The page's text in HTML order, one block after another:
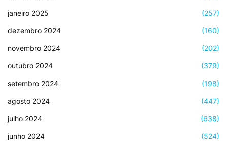
janeiro 2025 (257)
dezembro 2024 (160)
novembro 2024 (202)
outubro 2024 (379)
setembro 2024 (198)
agosto 2024 (447)
julho 2024 (638)
junho 2024 (524)